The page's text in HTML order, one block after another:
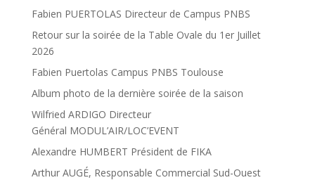
Fabien PUERTOLAS Directeur de Campus PNBS
Retour sur la soirée de la Table Ovale du 1er Juillet
2026
Fabien Puertolas Campus PNBS Toulouse
Album photo de la dernière soirée de la saison
Wilfried ARDIGO Directeur
Général MODUL’AIR/LOC’EVENT
Alexandre HUMBERT Président de FIKA
Arthur AUGÉ, Responsable Commercial Sud-Ouest